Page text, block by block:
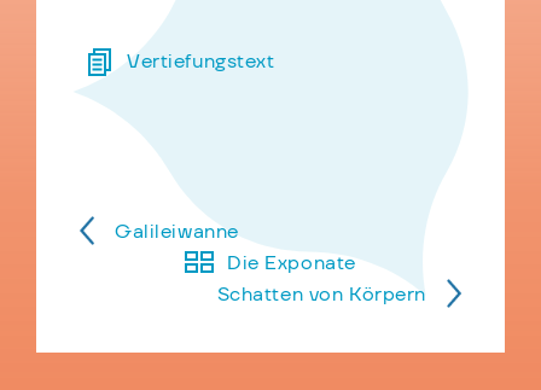
Vertiefungstext
Galileiwanne
Die Exponate
Schatten von Körpern